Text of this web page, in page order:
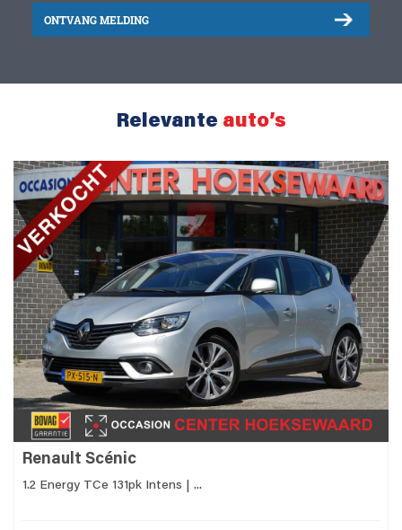
ONTVANG MELDING
Relevante auto’s
Renault Scénic
1.2 Energy TCe 131pk Intens | ...